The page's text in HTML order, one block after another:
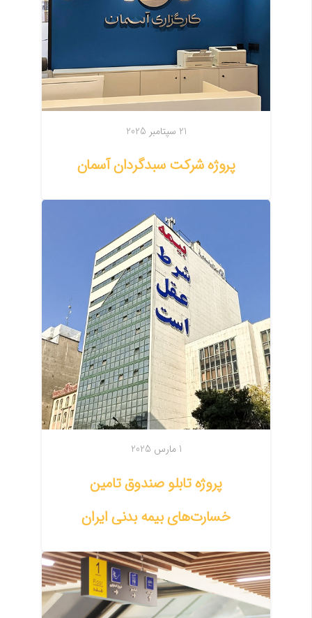
21 سپتامبر 2025
پروژه شرکت سبدگردان آسمان
1 مارس 2025
پروژه تابلو صندوق تامین
خسارت‌های بیمه بدنی ایران